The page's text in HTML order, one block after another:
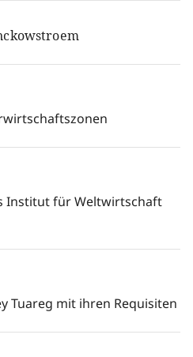
Institut für Weltwirtschaft
Tuareg mit ihren Requisiten